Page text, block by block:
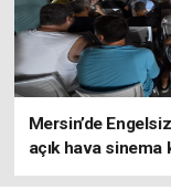
Mersin’de
açık hava sinema